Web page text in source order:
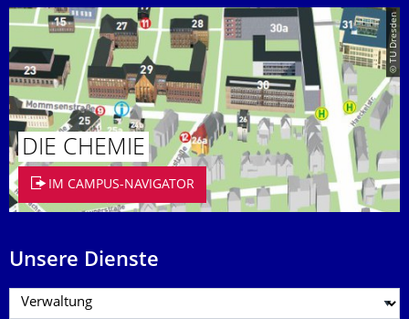
© TU Dresden
DIE CHEMIE
IM CAMPUS-NAVIGATOR
Unsere Dienste